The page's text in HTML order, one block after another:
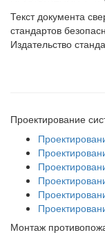
Текст документа
стандартов
Издательство
Проектирование
Монтаж